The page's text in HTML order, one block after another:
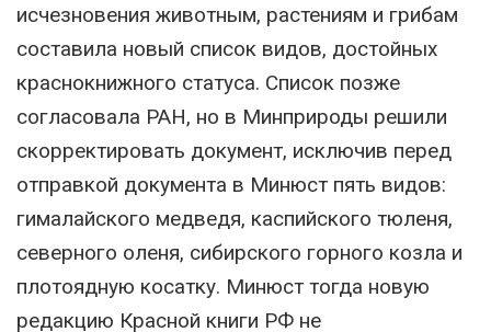
исчезновения животным, растениям и грибам
составила новый список видов, достойных
краснокнижного статуса. Список позже
согласовала РАН, но в Минприроды решили
скорректировать документ, исключив перед
отправкой документа в Минюст пять видов:
гималайского медведя, каспийского тюленя,
северного оленя, сибирского горного козла и
плотоядную косатку. Минюст тогда новую
редакцию Красной книги РФ не